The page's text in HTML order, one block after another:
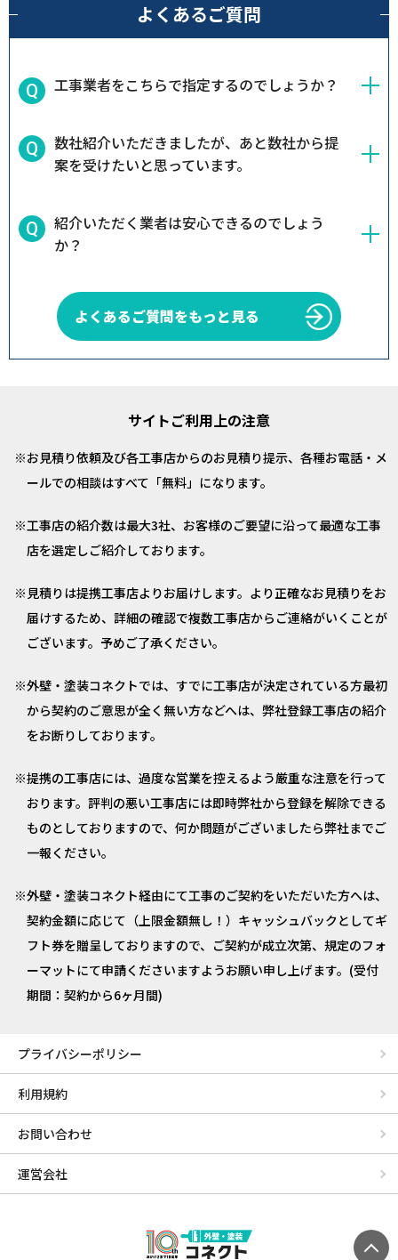
よくあるご質問
工事業者をこちらで指定するのでしょうか？
数社紹介いただきましたが、あと数社から提
案を受けたいと思っています。
紹介いただく業者は安心できるのでしょう
か？
よくあるご質問をもっと見る
サイトご利用上の注意
お見積り依頼及び各工事店からのお見積り提示、各種お電話・メ
ールでの相談はすべて「無料」になります。
工事店の紹介数は最大3社、お客様のご要望に沿って最適な工事
店を選定しご紹介しております。
見積りは提携工事店よりお届けします。より正確なお見積りをお
届けするため、詳細の確認で複数工事店からご連絡がいくことが
ございます。予めご了承ください。
外壁・塗装コネクトでは、すでに工事店が決定されている方最初
から契約のご意思が全く無い方などへは、弊社登録工事店の紹介
をお断りしております。
提携の工事店には、過度な営業を控えるよう厳重な注意を行って
おります。評判の悪い工事店には即時弊社から登録を解除できる
ものとしておりますので、何か問題がございましたら弊社までご
一報ください。
外壁・塗装コネクト経由にて工事のご契約をいただいた方へは、
契約金額に応じて（上限金額無し！）キャッシュバックとしてギ
フト券を贈呈しておりますので、ご契約が成立次第、規定のフォ
ーマットにて申請くださいますようお願い申し上げます。(受付
期間：契約から6ヶ月間)
プライバシーポリシー
利用規約
お問い合わせ
運営会社